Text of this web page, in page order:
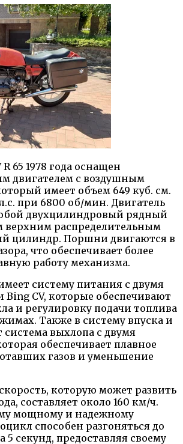
65 1978 года оснащен
двигателем с воздушным
имеет объем 649 куб. см.
при 6800 об/мин. Двигатель
двухцилиндровый рядный
верхним распределительным
цилиндр. Поршни двигаются в
что обеспечивает более
работу механизма.
систему питания с двумя
CV, которые обеспечивают
и регулировку подачи топлива
Также в систему впуска и
система выхлопа с двумя
обеспечивает плавное
газов и уменьшение
которую может развить
составляет около 160 км/ч.
мощному и надежному
способен разгоняться до
5 секунд, предоставляя своему